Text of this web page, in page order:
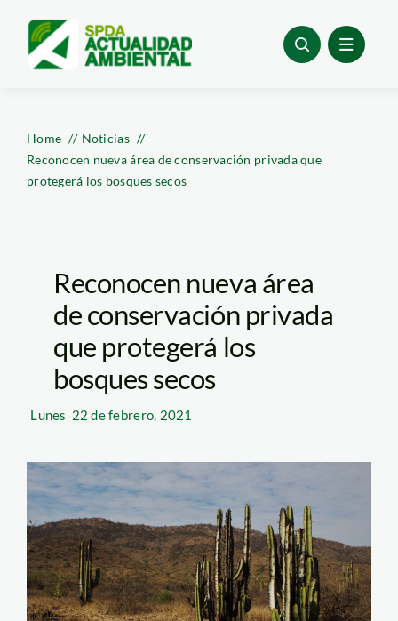
content
Home
Noticias
Reconocen nueva área de conservación privada que
protegerá los bosques secos
Reconocen nueva área
de conservación privada
que protegerá los
bosques secos
Lunes 22 de febrero, 2021